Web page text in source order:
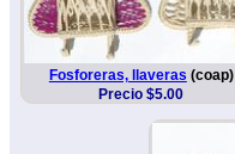
Fosforeras, llaveras (coap)
Precio $5.00